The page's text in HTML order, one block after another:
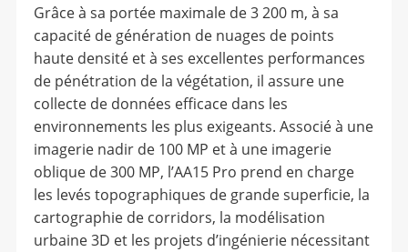
Grâce à sa portée maximale de 3 200 m, à sa
capacité de génération de nuages de points
haute densité et à ses excellentes performances
de pénétration de la végétation, il assure une
collecte de données efficace dans les
environnements les plus exigeants. Associé à une
imagerie nadir de 100 MP et à une imagerie
oblique de 300 MP, l’AA15 Pro prend en charge
les levés topographiques de grande superficie, la
cartographie de corridors, la modélisation
urbaine 3D et les projets d’ingénierie nécessitant